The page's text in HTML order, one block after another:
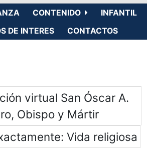
CONTENIDO
INFANTIL
DE INTERES
CONTACTOS
virtual San Óscar A.
Obispo y Mártir
Vida religiosa